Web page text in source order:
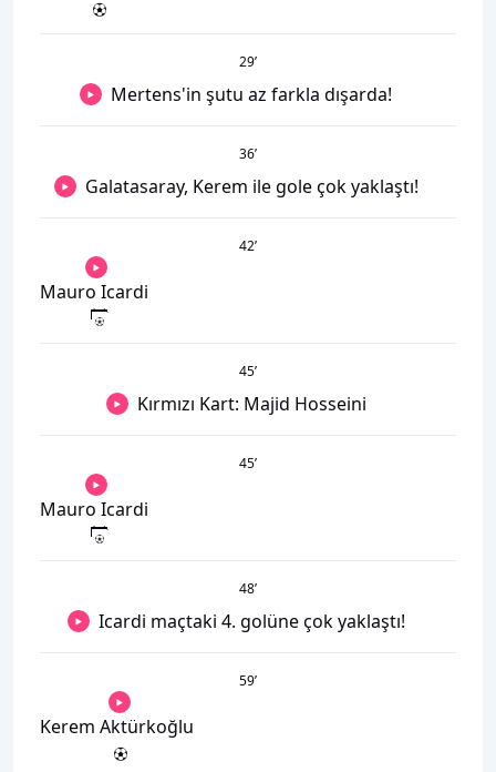
29’
Mertens'in şutu az farkla dışarda!
36’
Galatasaray, Kerem ile gole çok yaklaştı!
42’
Mauro Icardi
45’
Kırmızı Kart: Majid Hosseini
45’
Mauro Icardi
48’
Icardi maçtaki 4. golüne çok yaklaştı!
59’
Kerem Aktürkoğlu